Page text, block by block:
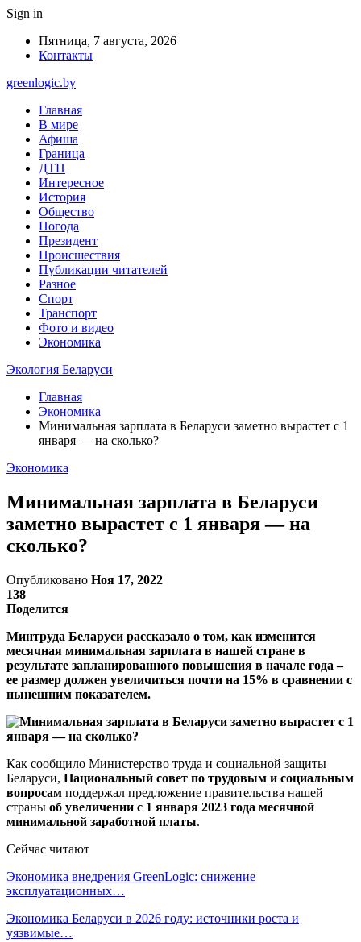
Sign in
Пятница, 7 августа, 2026
Контакты
greenlogic.by
Главная
В мире
Афиша
Граница
ДТП
Интересное
История
Общество
Погода
Президент
Происшествия
Публикации читателей
Разное
Спорт
Транспорт
Фото и видео
Экономика
Экология Беларуси
Главная
Экономика
Минимальная зарплата в Беларуси заметно вырастет с 1
января — на сколько?
Экономика
Минимальная зарплата в Беларуси
заметно вырастет с 1 января — на
сколько?
Опубликовано Ноя 17, 2022
138
Поделится
Минтруда Беларуси рассказало о том, как изменится
месячная минимальная зарплата в нашей стране в
результате запланированного повышения в начале года –
ее размер должен увеличиться почти на 15% в сравнении с
нынешним показателем.
Как сообщило Министерство труда и социальной защиты
Беларуси, Национальный совет по трудовым и социальным
вопросам поддержал предложение правительства нашей
страны об увеличении с 1 января 2023 года месячной
минимальной заработной платы.
Сейчас читают
Экономика внедрения GreenLogic: снижение
эксплуатационных…
Экономика Беларуси в 2026 году: источники роста и
уязвимые…